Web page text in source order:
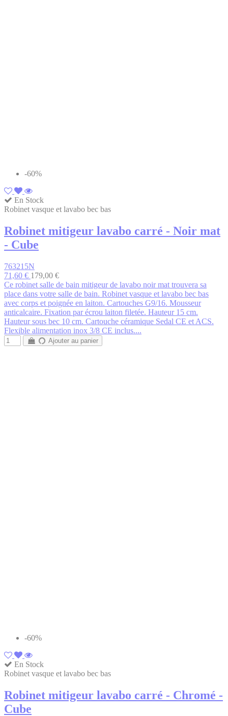
-60%
En Stock
Robinet vasque et lavabo bec bas
Robinet mitigeur lavabo carré - Noir mat
- Cube
763215N
71,60 € 179,00 €
Ce robinet salle de bain mitigeur de lavabo noir mat trouvera sa
place dans votre salle de bain. Robinet vasque et lavabo bec bas
avec corps et poignée en laiton. Cartouches G9/16. Mousseur
anticalcaire. Fixation par écrou laiton filetée. Hauteur 15 cm.
Hauteur sous bec 10 cm. Cartouche céramique Sedal CE et ACS.
Flexible alimentation inox 3/8 CE inclus....
Ajouter au panier
-60%
En Stock
Robinet vasque et lavabo bec bas
Robinet mitigeur lavabo carré - Chromé -
Cube